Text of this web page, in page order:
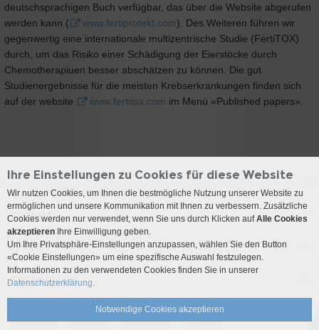
deutschsprachigen Buch verfügbar, das über die Website abgerufen
werden kann (
www.fertiprotekt.com). Des Weiteren führen wir
gegenwertig eine internationale multizentrische Studie (FertiTOX)
durch, um das Risiko einer Schädigung der Eierstöcke durch
Chemotherapiuen besser abschätzen zu können. Die gut
Studienergebnisse für die meisten Krebserkrankungen finden sich
auf der website
www.fertitox.com im Menü «Published papers».
Kontakt
Anreise
Social Media
Impressum Disclaimer Datenschutz Sitemap
Ihre Einstellungen zu Cookies für diese Website
Wir nutzen Cookies, um Ihnen die bestmögliche Nutzung unserer Website zu
ermöglichen und unsere Kommunikation mit Ihnen zu verbessern. Zusätzliche
Cookies werden nur verwendet, wenn Sie uns durch Klicken aufAlle Cookies
akzeptieren Ihre Einwilligung geben.
Um Ihre Privatsphäre-Einstellungen anzupassen, wählen Sie den Button
«Cookie Einstellungen» um eine spezifische Auswahl festzulegen.
Informationen zu den verwendeten Cookies finden Sie in unserer
Datenschutzerklärung.
Notwendige Cookies akzeptieren